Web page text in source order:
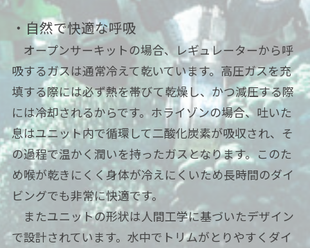
・自然で快適な呼吸
オープンサーキットの場合、レギュレーターから呼
吸するガスは通常冷えて乾いています。高圧ガスを充
填する際には必ず熱を帯びて乾燥し、かつ減圧する際
には冷却されるからです。ホライゾンの場合、吐いた
息はユニット内で循環して二酸化炭素が吸収され、そ
の過程で温かく潤いを持ったガスとなります。このた
め喉が乾きにくく身体が冷えにくいため長時間のダイ
ビングでも非常に快適です。
またユニットの形状は人間工学に基づいたデザイン
で設計されています。水中でトリムがとりやすくダイ